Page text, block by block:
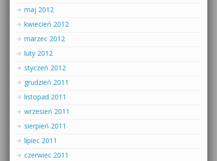
maj 2012
kwiecień 2012
marzec 2012
luty 2012
styczeń 2012
grudzień 2011
listopad 2011
wrzesień 2011
sierpień 2011
lipiec 2011
czerwiec 2011